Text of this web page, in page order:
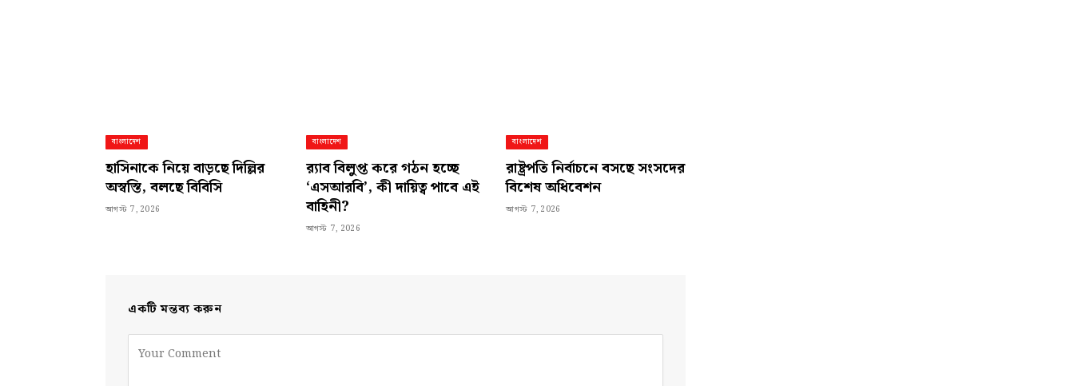
বাংলাদেশ
হাসিনাকে নিয়ে বাড়ছে দিল্লির
অস্বস্তি, বলছে বিবিসি
আগস্ট 7, 2026
বাংলাদেশ
র‍্যাব বিলুপ্ত করে গঠন হচ্ছে
‘এসআরবি’, কী দায়িত্ব পাবে এই
বাহিনী?
আগস্ট 7, 2026
বাংলাদেশ
রাষ্ট্রপতি নির্বাচনে বসছে সংসদের
বিশেষ অধিবেশন
আগস্ট 7, 2026
একটি মন্তব্য করুন